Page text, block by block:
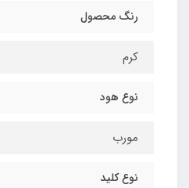
رنگ محصول
کرم
نوع هود
مورب
نوع کلید